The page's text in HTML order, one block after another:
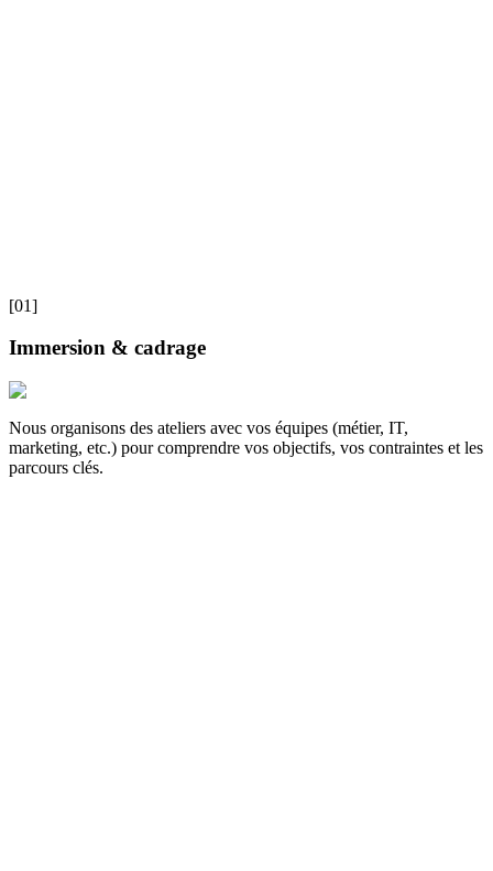
[01]
Immersion & cadrage
Nous organisons des ateliers avec vos équipes (métier, IT,
marketing, etc.) pour comprendre vos objectifs, vos contraintes et les
parcours clés.